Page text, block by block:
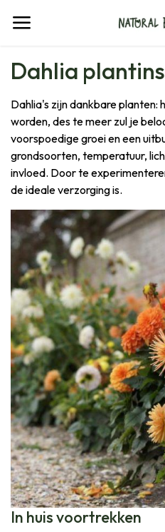
Dahlia
Dahlia's zijn dankbare planten:
worden, des te meer zul je
voorspoedige groei en een
grondsoorten, temperatuur,
invloed. Door te
de ideale verzorging is.
In huis voortrekken